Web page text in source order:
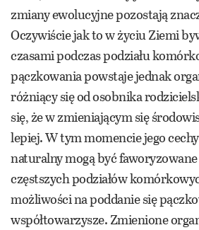
zmiany ewolucyjne pozostają
Oczywiście jak to w życiu Ziemi
czasami podczas podziału
pączkowania powstaje jednak
różniący się od osobnika
się, że w zmieniającym się
lepiej. W tym momencie jego
naturalny mogą być
częstszych podziałów
możliwości na poddanie się
współtowarzysze. Zmienione